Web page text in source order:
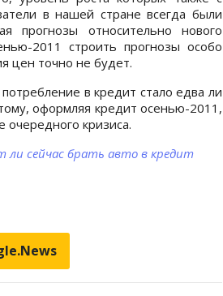
в нашей стране всегда были
прогнозы относительно нового
2011 строить прогнозы особо
цен точно не будет.
в кредит стало едва ли
оформляя кредит осенью-2011,
кризиса.
ли сейчас брать авто в кредит